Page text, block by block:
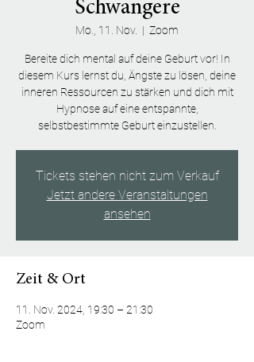
Schwangere
Mo., 11. Nov.
  |
Zoom
Bereite dich mental auf deine Geburt vor! In
diesem Kurs lernst du, Ängste zu lösen, deine
inneren Ressourcen zu stärken und dich mit
Hypnose auf eine entspannte,
selbstbestimmte Geburt einzustellen.
Tickets stehen nicht zum Verkauf
Jetzt andere Veranstaltungen
ansehen
Zeit & Ort
11. Nov. 2024, 19:30 – 21:30
Zoom